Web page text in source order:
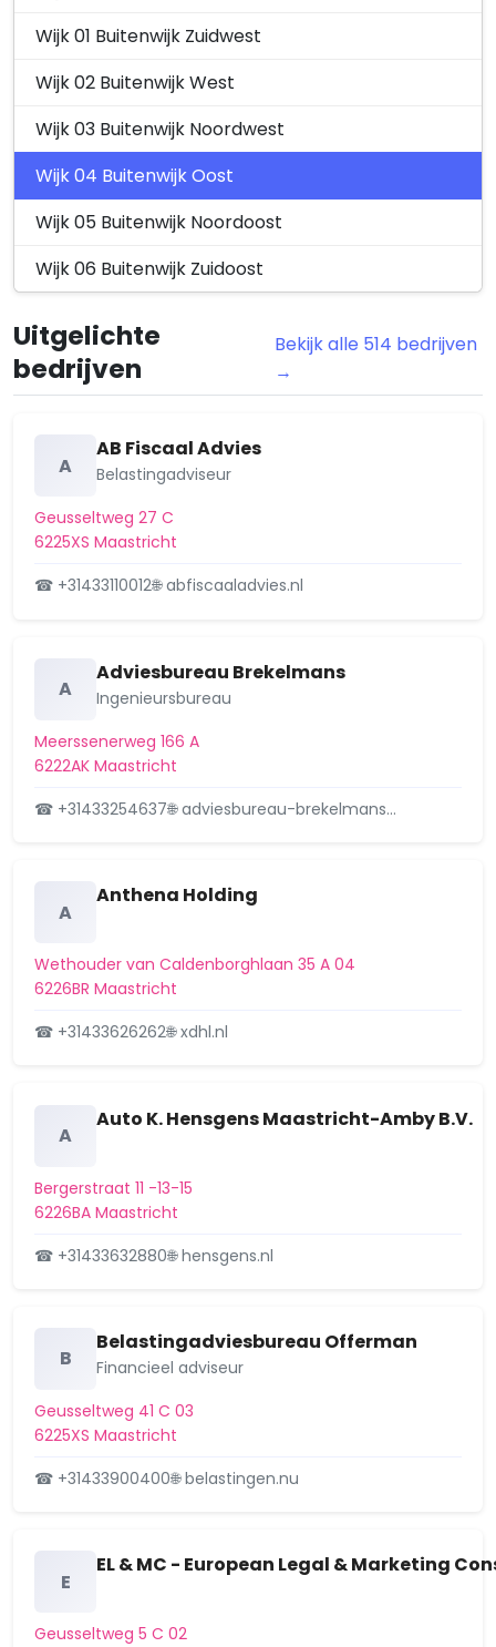
9 oktober 2025
Cour Groene Loper te Maastricht.
Besluit omgevingsvergunning
verleend, realisat…
Maastricht
8 oktober 2025
Populierweg 150A, 6222CT Maastricht.
omgevingsvergunni…
Populierweg 150, 6222CT Maastricht
8 oktober 2025
Vuurdoorn 16, 6226WS Maastricht.
Kennisgeving nieuwe aanvraag
Vuurdoorn 16, 6226WS Maastricht
7 oktober 2025
Meerssenerweg 191, 6224AE
Maastricht. Kennisgeving nieuwe
Meerssenerweg 191, 6224AE
Zaak Z2025-00005859 het realiseren
van een aanbouw | Besluit -
Omgevingsvergunn…
Peppelhoven 19, 6225GX Maastricht
garage | Aanvraag - Omgeving…
Dolmansstraat 36, 6222EC Maastricht
Zaak Z2025-00005287 het realiseren
bergingen …
Besluit omgevingsvergunning
Scharnerweg 39, 6224JA Maastricht
17 september 2025
Zaak Z2025-00005245 het bevestigen
17 september 2025
Zaak Z2025-00005295 het realiseren
van 31 appartementen Blok F |
Verlenging Bes…
17 september 2025
aanvraag omgevingsverg…
Churchilllaan 40, 6226CV Maastricht
15 september 2025
Wijk 01 Buitenwijk Zuidwest
Wijk 02 Buitenwijk West
Wijk 03 Buitenwijk Noordwest
Wijk 04 Buitenwijk Oost
Wijk 05 Buitenwijk Noordoost
Wijk 06 Buitenwijk Zuidoost
Uitgelichte
bedrijven
Bekijk alle 514 bedrijven
→
A
AB Fiscaal Advies
Belastingadviseur
Geusseltweg 27 C
6225XS Maastricht
☎ +31433110012🌐 abfiscaaladvies.nl
A
Adviesbureau Brekelmans
Ingenieursbureau
Meerssenerweg 166 A
6222AK Maastricht
☎ +31433254637🌐 adviesbureau-brekelmans…
A
Anthena Holding
Wethouder van Caldenborghlaan 35 A 04
6226BR Maastricht
☎ +31433626262🌐 xdhl.nl
A
Auto K. Hensgens Maastricht-Amby B.V.
Bergerstraat 11 -13-15
6226BA Maastricht
☎ +31433632880🌐 hensgens.nl
B
Belastingadviesbureau Offerman
Financieel adviseur
Geusseltweg 41 C 03
6225XS Maastricht
☎ +31433900400🌐 belastingen.nu
E
EL & MC - European Legal & Marketing
Geusseltweg 5 C 02